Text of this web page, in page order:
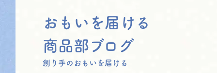
おもいを届ける
商品部ブログ
創り手のおもいを届ける